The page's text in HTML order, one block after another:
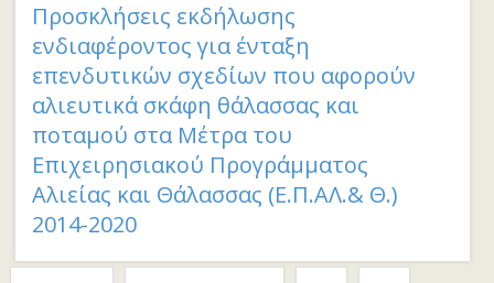
Προσκλήσεις εκδήλωσης
ενδιαφέροντος για ένταξη
επενδυτικών σχεδίων που αφορούν
αλιευτικά σκάφη θάλασσας και
ποταμού στα Μέτρα του
Επιχειρησιακού Προγράμματος
Αλιείας και Θάλασσας (Ε.Π.ΑΛ.& Θ.)
2014-2020